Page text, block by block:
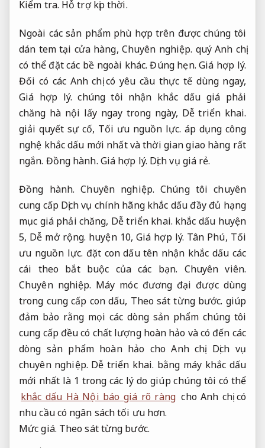
Kiểm tra. Hỗ trợ kịp thời.
Ngoài các sản phẩm phù hợp trên được chúng tôi
dán tem tại cửa hàng, Chuyên nghiệp. quý Anh chị
có thể đặt các bề ngoài khác.Đúng hẹn. Giá hợp lý.
Đối có các Anh chị có yêu cầu thực tế dùng ngay,
Giá hợp lý. chúng tôi nhận khắc dấu giá phải
chăng hà nội lấy ngay trong ngày, Dễ triển khai.
giải quyết sự cố, Tối ưu nguồn lực. áp dụng công
nghệ khắc dấu mới nhất và thời gian giao hàng rất
ngắn. Đồng hành. Giá hợp lý. Dịch vụ giá rẻ.
Đồng hành. Chuyên nghiệp. Chúng tôi chuyên
cung cấp Dịch vụ chính hãng khắc dấu đầy đủ hạng
mục giá phải chăng, Dễ triển khai. khắc dấu huyện
5, Dễ mở rộng. huyện 10, Giá hợp lý. Tân Phú, Tối
ưu nguồn lực. đặt con dấu tên nhận khắc dấu các
cái theo bắt buộc của các bạn. Chuyên viên.
Chuyên nghiệp. Máy móc đương đại được dùng
trong cung cấp con dấu, Theo sát từng bước. giúp
đảm bảo rằng mọi các dòng sản phẩm chúng tôi
cung cấp đều có chất lượng hoàn hảo và có đến các
dòng sản phẩm hoàn hảo cho Anh chị. Dịch vụ
chuyên nghiệp. Dễ triển khai. bằng máy khắc dấu
mới nhất là 1 trong các lý do giúp chúng tôi có thể
khắc dấu Hà Nội báo giá rõ ràng cho Anh chị có
nhu cầu có ngân sách tối ưu hơn.
Mức giá. Theo sát từng bước.